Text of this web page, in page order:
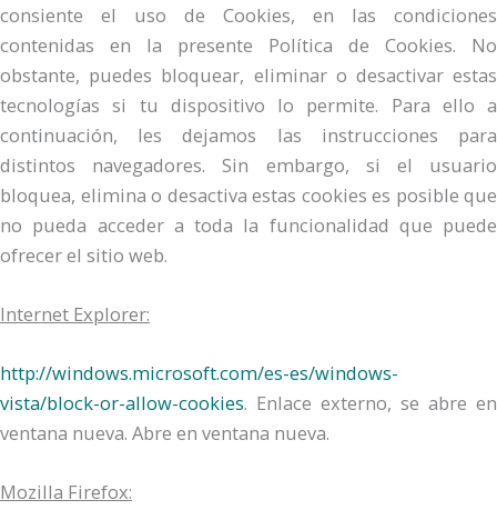
consiente el uso de Cookies, en las condiciones
contenidas en la presente Política de Cookies. No
obstante, puedes bloquear, eliminar o desactivar estas
tecnologías si tu dispositivo lo permite. Para ello a
continuación, les dejamos las instrucciones para
distintos navegadores. Sin embargo, si el usuario
bloquea, elimina o desactiva estas cookies es posible que
no pueda acceder a toda la funcionalidad que puede
ofrecer el sitio web.
Internet Explorer:
http://windows.microsoft.com/es-es/windows-
vista/block-or-allow-cookies. Enlace externo, se abre en
ventana nueva. Abre en ventana nueva.
Mozilla Firefox: